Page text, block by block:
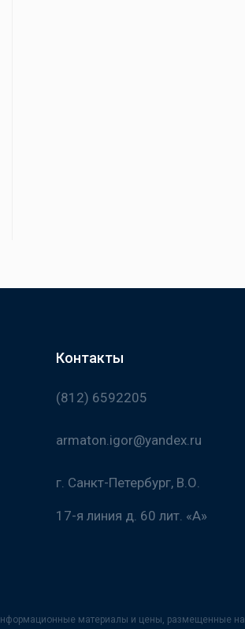
Контакты
(812) 6592205
armaton.igor@yandex.ru
г. Санкт-Петербург, В.О.
17-я линия д. 60 лит. «А»
материалы и цены, размещенные на